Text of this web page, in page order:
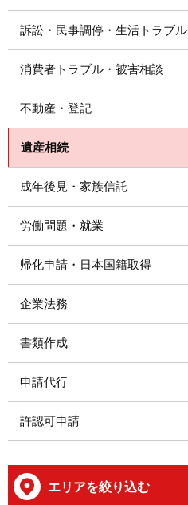
訴訟・民事調停・生活トラブル
消費者トラブル・被害相談
不動産・登記
遺産相続
成年後見・家族信託
労働問題・就業
帰化申請・日本国籍取得
企業法務
書類作成
申請代行
許認可申請
エリアを絞り込む